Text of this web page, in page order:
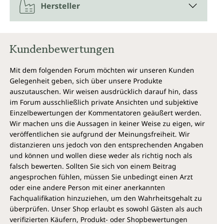
Hersteller
Kundenbewertungen
Mit dem folgenden Forum möchten wir unseren Kunden
Gelegenheit geben, sich über unsere Produkte
auszutauschen. Wir weisen ausdrücklich darauf hin, dass
im Forum ausschließlich private Ansichten und subjektive
Einzelbewertungen der Kommentatoren geäußert werden.
Wir machen uns die Aussagen in keiner Weise zu eigen, wir
veröffentlichen sie aufgrund der Meinungsfreiheit. Wir
distanzieren uns jedoch von den entsprechenden Angaben
und können und wollen diese weder als richtig noch als
falsch bewerten. Sollten Sie sich von einem Beitrag
angesprochen fühlen, müssen Sie unbedingt einen Arzt
oder eine andere Person mit einer anerkannten
Fachqualifikation hinzuziehen, um den Wahrheitsgehalt zu
überprüfen. Unser Shop erlaubt es sowohl Gästen als auch
verifizierten Käufern, Produkt- oder Shopbewertungen